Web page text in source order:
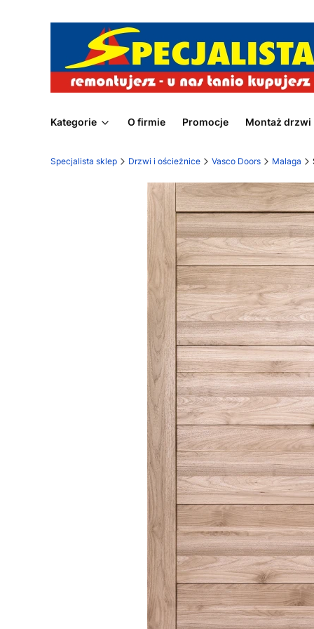
Kategorie O firmie Promocje Montaż drzwi
Specjalista sklep Drzwi i ościeżnice Vasco Doors Malaga